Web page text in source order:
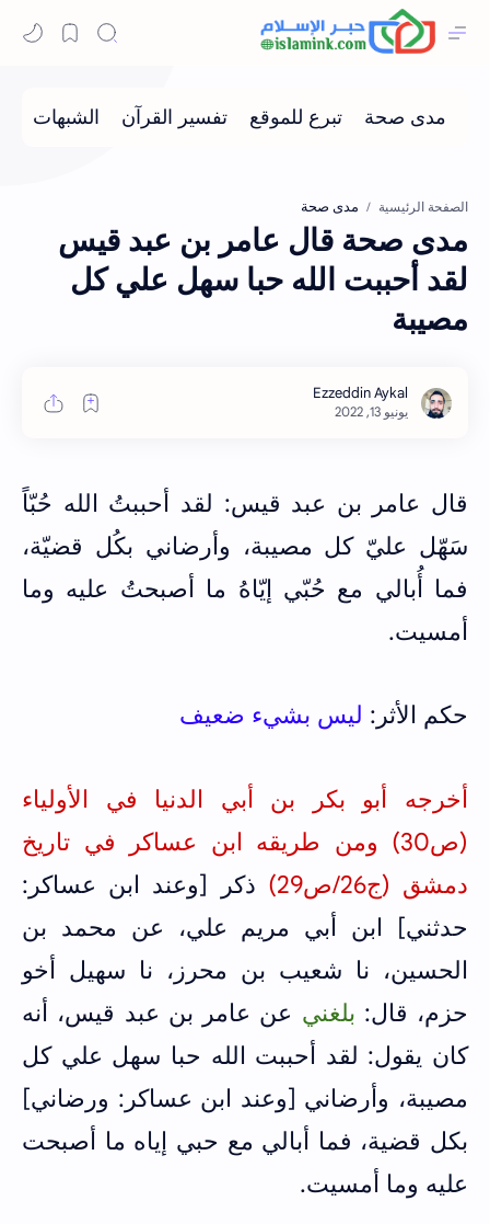
الصفحة الرئيسية مدى صحة
مدى صحة قال عامر بن عبد قيس
لقد أحببت الله حبا سهل علي كل
مصيبة
قال عامر بن عبد قيس: لقد أحببتُ الله حُبّاً
سَهّل عليّ كل مصيبة، وأرضاني بكُل قضيّة،
فما أُبالي مع حُبّي إيّاهُ ما أصبحتُ عليه وما
أمسيت.
حكم الأثر: ليس بشيء ضعيف
أخرجه أبو بكر بن أبي الدنيا في الأولياء
(ص30) ومن طريقه ابن عساكر في تاريخ
دمشق (ج26/ص29)
ذكر [وعند ابن عساكر:
حدثني] ابن أبي مريم علي، عن محمد بن
الحسين، نا شعيب بن محرز، نا سهيل أخو
حزم، قال: بلغني عن عامر بن عبد قيس، أنه
كان يقول: لقد أحببت الله حبا سهل علي كل
مصيبة، وأرضاني [وعند ابن عساكر: ورضاني]
بكل قضية، فما أبالي مع حبي إياه ما أصبحت
عليه وما أمسيت.